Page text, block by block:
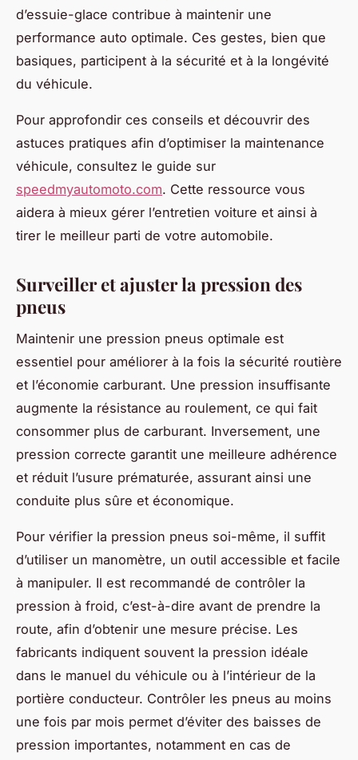
d’essuie-glace contribue à maintenir une
performance auto optimale. Ces gestes, bien que
basiques, participent à la sécurité et à la longévité
du véhicule.
Pour approfondir ces conseils et découvrir des
astuces pratiques afin d’optimiser la maintenance
véhicule, consultez le guide sur
speedmyautomoto.com. Cette ressource vous
aidera à mieux gérer l’entretien voiture et ainsi à
tirer le meilleur parti de votre automobile.
Surveiller et ajuster la pression des
pneus
Maintenir une pression pneus optimale est
essentiel pour améliorer à la fois la sécurité routière
et l’économie carburant. Une pression insuffisante
augmente la résistance au roulement, ce qui fait
consommer plus de carburant. Inversement, une
pression correcte garantit une meilleure adhérence
et réduit l’usure prématurée, assurant ainsi une
conduite plus sûre et économique.
Pour vérifier la pression pneus soi-même, il suffit
d’utiliser un manomètre, un outil accessible et facile
à manipuler. Il est recommandé de contrôler la
pression à froid, c’est-à-dire avant de prendre la
route, afin d’obtenir une mesure précise. Les
fabricants indiquent souvent la pression idéale
dans le manuel du véhicule ou à l’intérieur de la
portière conducteur. Contrôler les pneus au moins
une fois par mois permet d’éviter des baisses de
pression importantes, notamment en cas de